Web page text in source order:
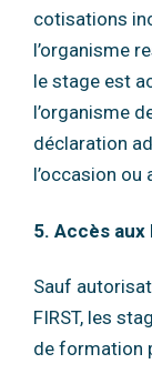
cotisations
l’organisme
le stage est
l’organisme
déclaration
l’occasion
5. Accès
Sauf
FIRST, les
de formation